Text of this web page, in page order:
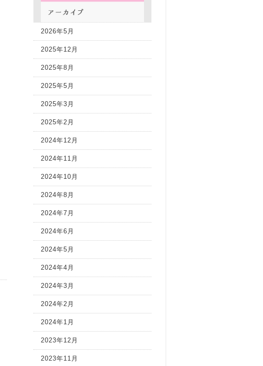
2026年5月
2025年12月
2025年8月
2025年5月
2025年3月
2025年2月
2024年12月
2024年11月
2024年10月
2024年8月
2024年7月
2024年6月
2024年5月
2024年4月
2024年3月
2024年2月
2024年1月
2023年12月
2023年11月